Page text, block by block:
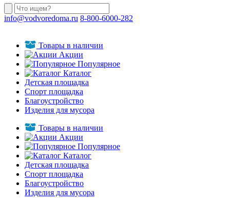
info@vodvoredoma.ru 8-800-6000-282
Товары в наличии
Акции
Популярное
Каталог
Детская площадка
Спорт площадка
Благоустройство
Изделия для мусора
Товары в наличии
Акции
Популярное
Каталог
Детская площадка
Спорт площадка
Благоустройство
Изделия для мусора